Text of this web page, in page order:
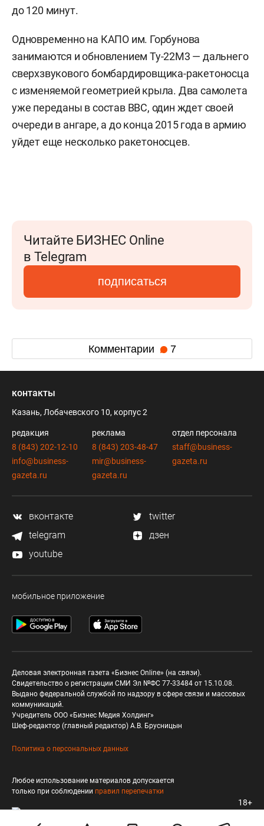
до 120 минут.
Одновременно на КАПО им. Горбунова
занимаются и обновлением Ту-22М3 — дальнего
сверхзвукового бомбардировщика-ракетоносца
с изменяемой геометрией крыла. Два самолета
уже переданы в состав ВВС, один ждет своей
очереди в ангаре, а до конца 2015 года в армию
уйдет еще несколько ракетоносцев.
Читайте БИЗНЕС Online
в Telegram
подписаться
Комментарии 7
контакты
Казань, Лобачевского 10, корпус 2
редакция
8 (843) 202-12-10
info@business-
gazeta.ru
реклама
8 (843) 203-48-47
mir@business-
gazeta.ru
отдел персонала
staff@business-
gazeta.ru
вконтакте
twitter
telegram
дзен
youtube
мобильное приложение
Деловая электронная газета «Бизнес Online» (на связи).
Свидетельство о регистрации СМИ Эл №ФС 77-33484 от 15.10.08.
Выдано федеральной службой по надзору в сфере связи и массовых
коммуникаций.
Учредитель ООО «Бизнес Медия Холдинг»
Шеф-редактор (главный редактор) А.В. Брусницын
Политика о персональных данных
Любое использование материалов допускается
только при соблюдении правил перепечатки
18+